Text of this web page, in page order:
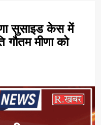
सुसाइड केस में
गौतम मीणा को